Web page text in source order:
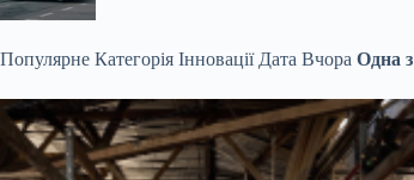
Популярне Категорія Інновації Дата Вчора Одна